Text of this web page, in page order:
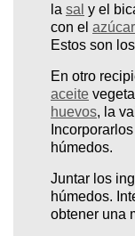
la sal y el
con el azúcar
Estos son
En otro
aceite
huevos, la
húmedos.
Juntar los
húmedos.
obtener una